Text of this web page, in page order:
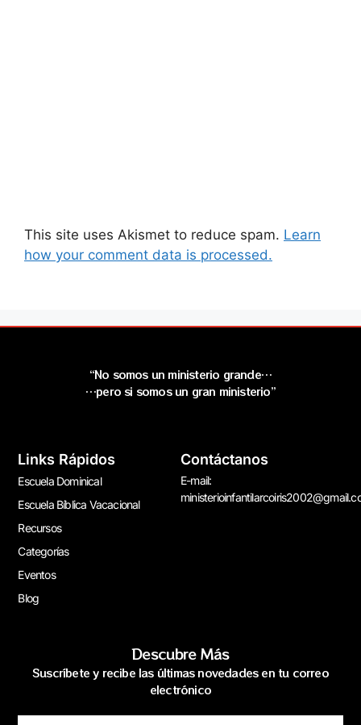
This site uses Akismet to reduce spam. Learn
how your comment data is processed.
“No somos un ministerio grande…
…pero si somos un gran ministerio”
Links Rápidos
Escuela Dominical
Escuela Bíblica Vacacional
Recursos
Categorías
Eventos
Blog
Contáctanos
E-mail:
Descubre Más
Suscríbete y recibe las últimas novedades en tu correo
electrónico